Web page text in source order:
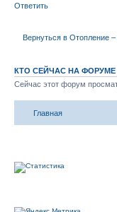
Ответить
Вернуться в Отопление
КТО СЕЙЧАС НА ФОРУМЕ
Сейчас этот форум
Главная